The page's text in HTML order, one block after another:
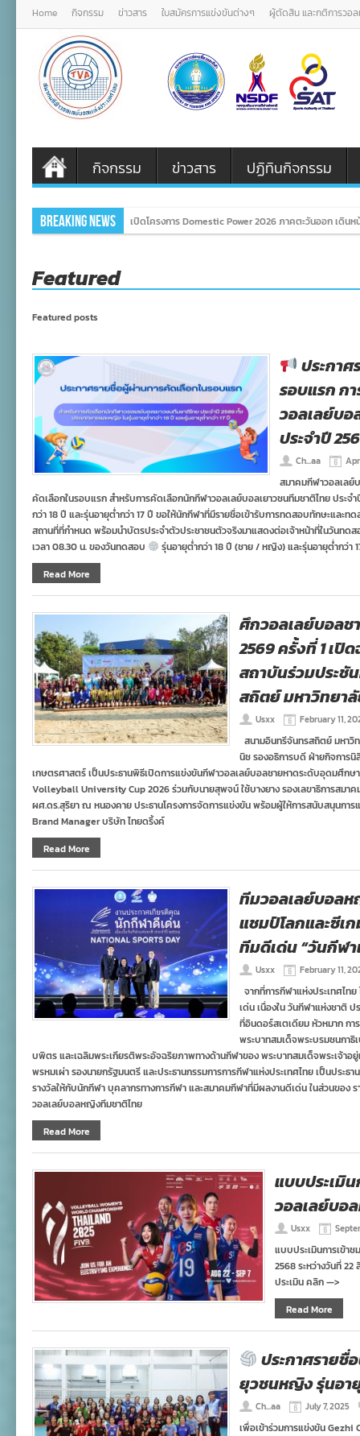
Home กิจกรรม ข่าวสาร ใบสมัครการแข่งขันต่างๆ ผู้ตัดสิน และกติการวอ
กิจกรรม ข่าวสาร ปฏิทินกิจกรรม
Breaking News เปิดโครงการ Domestic Power 2026 ภาคตะวันออก เดิน
Featured
Featured posts
ประกา
รอบแรก ก
วอลเลย์บอ
ประจำปี
Ch...aa
สมาคมกีฬาวอลเลย์
คัดเลือกในรอบแรก สำหรับการคัดเลือกนักกีฬาวอลเลย์บอลเยาวชนทีมชาติไทย ประจ
กว่า 18 ปี และรุ่นอายุต่ำกว่า 17 ปี ขอให้นักกีฬาที่มีรายชื่อเข้ารับการทดสอบทักษะและท
สถานที่ที่กำหนด พร้อมนำบัตรประจำตัวประชาชนตัวจริงมาแสดงต่อเจ้าหน้าที่ในวันทด
เวลา 08.30 น. ของวันทดสอบ
รุ่นอายุต่ำกว่า 18 ปี (ชาย / หญิง) และรุ่นอายุต่ำกว่า
Read More
ศึกวอลเลย์บอลช
2569 ครั้งที่ 1 เปิ
สถาบันร่วมประชั
สถิตย์ มหาวิทยา
Usxx February 11,
สนามอินทรีจันทรสถิตย์ มหาวิ
นิช รองอธิการบดี ฝ่ายกิจการ
เกษตรศาสตร์ เป็นประธานพิธีเปิดการแข่งขันกีฬาวอลเลย์บอลชายหาดระดับอุดมศึกษ
Volleyball University Cup 2026 ร่วมกับนายสุพจน์ ใช้บางยาง รองเลขาธิการสมา
ผศ.ดร.สุริยา ณ หนองคาย ประธานโครงการจัดการแข่งขัน พร้อมผู้ให้การสนับสนุนกา
Brand Manager บริษัท ไทยดริ้งค์
Read More
ทีมวอลเลย์บอล
แชมป์โลกและซีเ
ทีมดีเด่น “วันกีฬา
Usxx February 11,
จากที่การกีฬาแห่งประเทศไ
เด่น เนื่องใน วันกีฬาแห่งชาติ
ที่อินดอร์สเตเดียม หัวหมาก กา
พระบาทสมเด็จพระบรมชนกา
บพิตร และเฉลิมพระเกียรติพระอัจฉริยภาพทางด้านกีฬาของ พระบาทสมเด็จพระเจ้าอ
พรหมเผ่า รองนายกรัฐมนตรี และประธานกรรมการการกีฬาแห่งประเทศไทย เป็นประธ
รางวัลให้กับนักกีฬา บุคลากรทางการกีฬา และสมาคมกีฬาที่มีผลงานดีเด่น ในส่วนของ
วอลเลย์บอลหญิงทีมชาติไทย
Read More
แบบประเมิ
วอลเลย์บอ
Usxx
แบบประเมินการเข้า
2568 ระหว่างวันที่
ประเมิน คลิก —>
Read More
ประกาศรายชื่
ยุวชนหญิง รุ่นอา
Ch...aa July 7, 2025
เพื่อเข้าร่วมการแข่งขัน